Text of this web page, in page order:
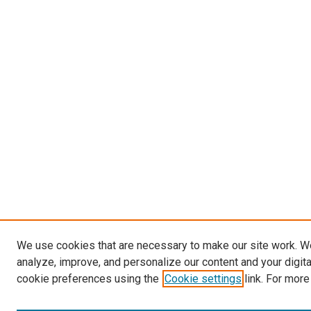
We use cookies that are necessary to make our site work.
analyze, improve, and personalize our content and your
cookie preferences using the Cookie settings link. For